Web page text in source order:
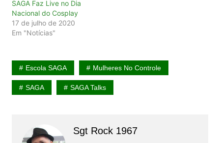
SAGA Faz Live no Dia
Nacional do Cosplay
17 de julho de 2020
Em "Notícias"
Escola SAGA Mulheres No Controle
SAGA SAGA Talks
Sgt Rock 1967